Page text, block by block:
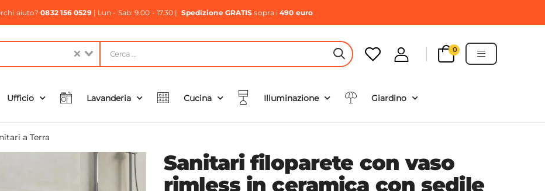
aiuto?0832 156 0529| Lun - Sab: 9.00 - 17.30 | Spedizione GRATIS sopra i490 euro
HEADER SEARCH BUTTON
0
Ufficio Lavanderia Cucina Illuminazione Giardino
a Terra
Sanitari filoparete con vaso
rimless in ceramica con sedile